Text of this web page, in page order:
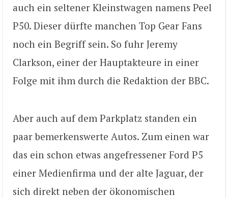
auch ein seltener Kleinstwagen namens Peel
P50. Dieser dürfte manchen Top Gear Fans
noch ein Begriff sein. So fuhr Jeremy
Clarkson, einer der Hauptakteure in einer
Folge mit ihm durch die Redaktion der BBC.
Aber auch auf dem Parkplatz standen ein
paar bemerkenswerte Autos. Zum einen war
das ein schon etwas angefressener Ford P5
einer Medienfirma und der alte Jaguar, der
sich direkt neben der ökonomischen